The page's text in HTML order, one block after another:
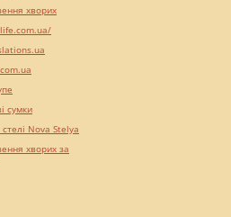
хворих
сумки
Nova Stelya
хворих за